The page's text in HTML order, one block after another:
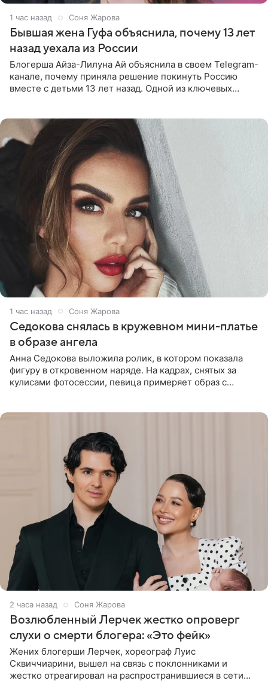
1 час назад Соня Жарова
Бывшая жена Гуфа объяснила, почему 13 лет
назад уехала из России
Блогерша Айза-Лилуна Ай объяснила в своем Telegram-
канале, почему приняла решение покинуть Россию
вместе с детьми 13 лет назад. Одной из ключевых
1 час назад Соня Жарова
Седокова снялась в кружевном мини-платье
в образе ангела
Анна Седокова выложила ролик, в котором показала
фигуру в откровенном наряде. На кадрах, снятых за
кулисами фотосессии, певица примеряет образ с
2 часа назад Соня Жарова
Возлюбленный Лерчек жестко опроверг
слухи о смерти блогера: «Это фейк»
Жених блогерши Лерчек, хореограф Луис
Сквиччиарини, вышел на связь с поклонниками и
жестко отреагировал на распространившиеся в сети